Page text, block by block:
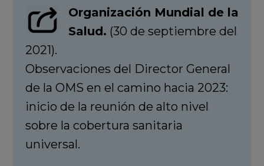
Organización Mundial de la
Salud. (30 de septiembre del
2021).
Observaciones del Director General
de la OMS en el camino hacia 2023:
inicio de la reunión de alto nivel
sobre la cobertura sanitaria
universal.